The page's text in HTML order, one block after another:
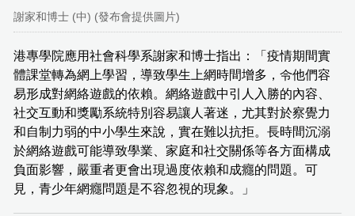
謝家和博士 (中) (發布會提供圖片)
港專學院應用社會科學系謝家和博士指出：「疫情期間實
體課堂轉為網上學習，導致學生上網時間增多，令他們容
易形成對網絡遊戲的依賴。網絡遊戲中引人入勝的內容、
社交互動和獎勵系統特別容易讓人著迷，尤其對於察覺力
和自制力弱的中小學生來說，實在難以抗拒。長時間沉溺
於網絡遊戲可能導致學業、家庭和社交關係等各方面構成
負面影響，嚴重者更會出現過度依賴和成癮的問題。可
見，青少年網癮問題是不容忽視的現象。」